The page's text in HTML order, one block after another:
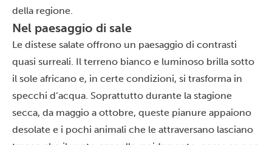
della regione.
Nel paesaggio di sale
Le distese salate offrono un paesaggio di contrasti
quasi surreali. Il terreno bianco e luminoso brilla sotto
il sole africano e, in certe condizioni, si trasforma in
specchi d’acqua. Soprattutto durante la stagione
secca, da maggio a ottobre, queste pianure appaiono
desolate e i pochi animali che le attraversano lasciano